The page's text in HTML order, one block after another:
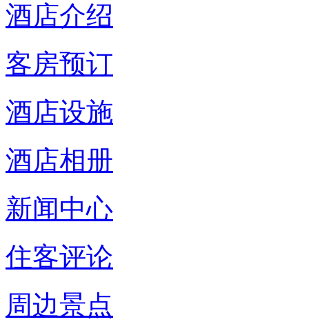
酒店介绍
客房预订
酒店设施
酒店相册
新闻中心
住客评论
周边景点